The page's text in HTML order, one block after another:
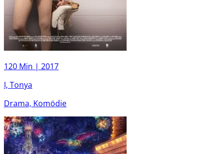
120 Min | 2017
I, Tonya
Drama, Komödie